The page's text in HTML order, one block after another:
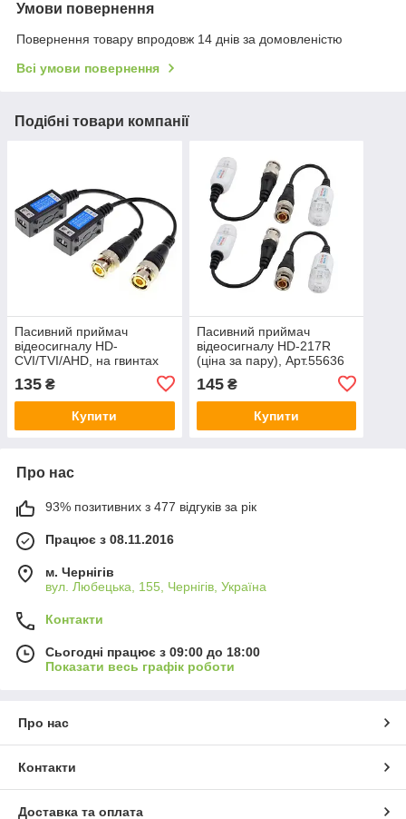
Умови повернення
Повернення товару впродовж 14 днів за домовленістю
Всі умови повернення
Подібні товари компанії
Пасивний приймач
відеосигналу HD-
CVI/TVI/AHD, на гвинтах
(ціна за пару), Арт.55637
135 ₴
Купити
Пасивний приймач
відеосигналу HD-217R
(ціна за пару), Арт.55636
145₴
Купити
Про нас
93% позитивних з 477 відгуків за рік
Працює з 08.11.2016
м. Чернігів
вул. Любецька, 155, Чернігів, Україна
Контакти
Сьогодні працює з 09:00 до 18:00
Показати весь графік роботи
Про нас
Контакти
Доставка та оплата